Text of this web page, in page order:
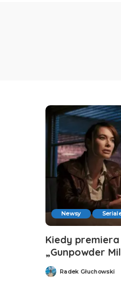
Newsy
Kiedy
„Gunpowder
Posted
by
Radek Głuchowski